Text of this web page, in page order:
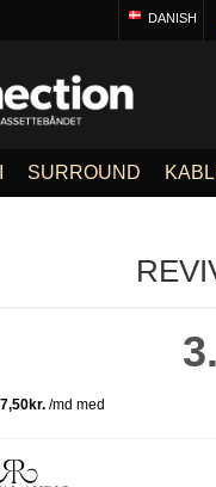
DANISH
SURROUND